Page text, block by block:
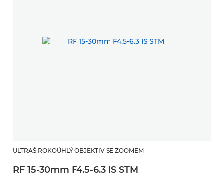
ULTRAŠIROKOÚHLÝ OBJEKTIV SE ZOOMEM
RF 15-30mm F4.5-6.3 IS STM